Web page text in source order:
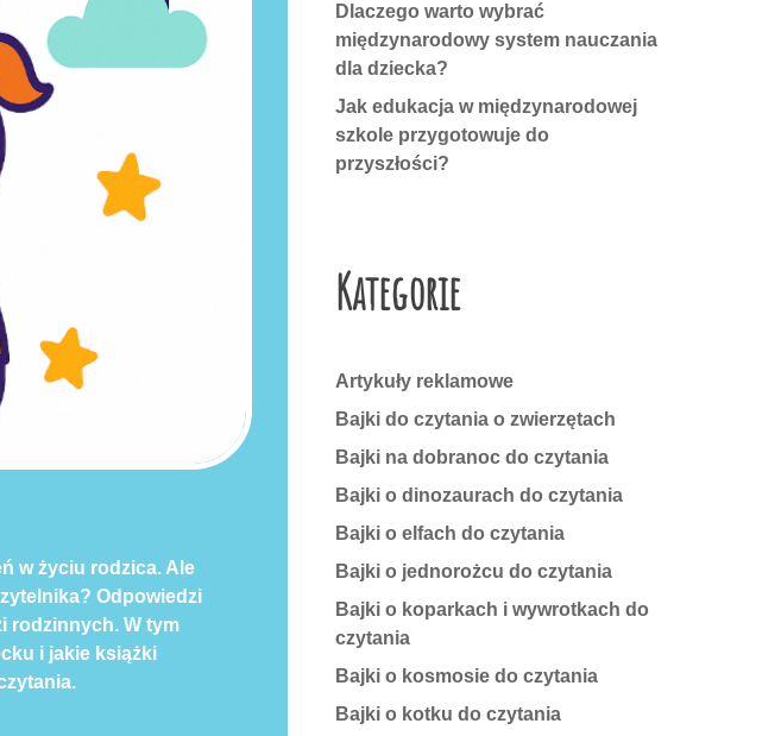
w życiu rodzica. Ale
Odpowiedzi
rodzinnych. W tym
i jakie książki
Dlaczego warto wybrać
międzynarodowy system nauczania
dla dziecka?
Jak edukacja w międzynarodowej
szkole przygotowuje do
przyszłości?
Kategorie
Artykuły reklamowe
Bajki do czytania o zwierzętach
Bajki na dobranoc do czytania
Bajki o dinozaurach do czytania
Bajki o elfach do czytania
Bajki o jednorożcu do czytania
Bajki o koparkach i wywrotkach do
czytania
Bajki o kosmosie do czytania
Bajki o kotku do czytania